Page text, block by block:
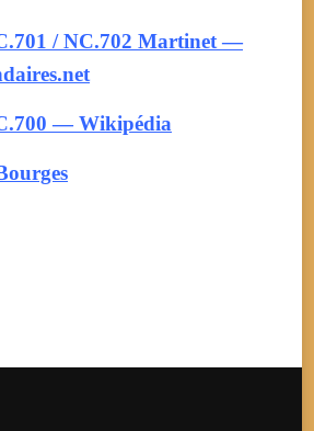
/ NC.702 Martinet —
— Wikipédia